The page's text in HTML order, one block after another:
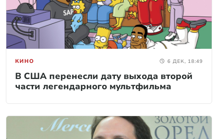
КИНО 6 ДЕК, 18:49
В США перенесли дату выхода второй
части легендарного мультфильма